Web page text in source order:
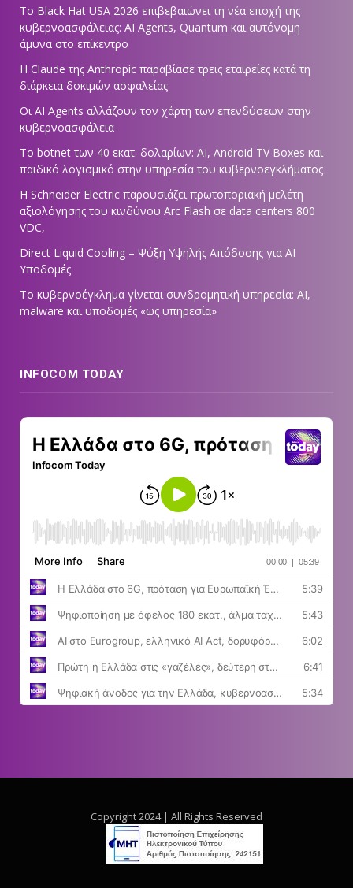
Το Black Hat USA 2026 επιβεβαιώνει τη νέα εποχή της
κυβερνοασφάλειας: AI Agents, Quantum και αυτόνομη
άμυνα στο επίκεντρο
Η Claude της Anthropic παραβίασε τρεις εταιρείες κατά τη
διάρκεια δοκιμών ασφαλείας
Οι AI Agents αλλάζουν τον χάρτη των επενδύσεων στην
κυβερνοασφάλεια
Το botnet των 40 εκατ. δολαρίων: AI, Android TV Boxes και
παιδικό λογισμικό στην υπηρεσία του κυβερνοεγκλήματος
Η Schneider Electric παρουσιάζει πρωτοποριακή μελέτη
αξιολόγησης του κινδύνου Arc Flash σε data centers 800
VDC,
Direct Liquid Cooling – Ψύξη Υψηλής Απόδοσης για AI
Υποδομές
Το κυβερνοέγκλημα γίνεται συνδρομητική υπηρεσία: AI,
malware και υποδομές «ως υπηρεσία»
INFOCOM TODAY
Copyright 2024 | All Rights Reserved